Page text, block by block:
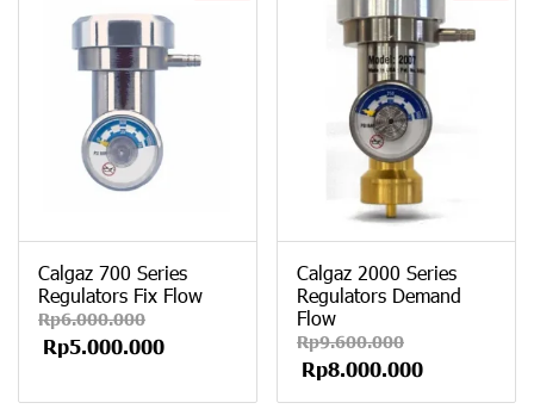
Calgaz 700 Series
Regulators Fix Flow
Rp6.000.000
Rp5.000.000
Calgaz 2000 Series
Regulators Demand
Flow
Rp9.600.000
Rp8.000.000